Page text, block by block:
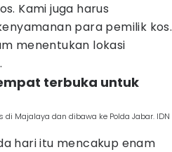
Kami juga harus
para pemilik kos.
menentukan lokasi
terbuka untuk
Majalaya dan dibawa ke Polda Jabar. IDN
hari itu mencakup enam